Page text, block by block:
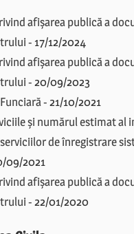
afișarea publică a
- 17/12/2024
afișarea publică a
-20/09/2023
-21/10/2021
și numărul estimat al
de înregistrare
09/2021
afișarea publică a
-22/01/2020